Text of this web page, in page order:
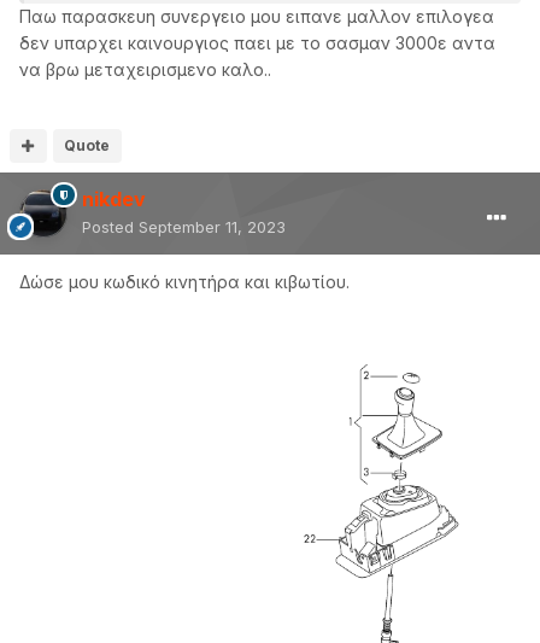
Χειροκίνητα με τα μοχλικά αλλάζουν από μπροστά
εσύ πατάς συμπλέκτη στις αλλαγές. Έλεγχος και στις
τρόμπες του συμπλέκτη.
και κοίταγμα όχι υποθέσεις. Συνήθως τα πλαστικά
μέσα φαγώνονται.
Δηλαδή αν μαγκώνει στην 1η που λες η σειρά είναι
έλεγχος, ντίζες, μοχλικό, επιλογέας, κιβώτιο (πχ
συγχρονιζέ), δισκοπλατό.
Παω παρασκευη συνεργειο μου ειπανε μαλλον επιλογεα
δεν υπαρχει καινουργιος παει με το σασμαν 3000ε αντα
να βρω μεταχειρισμενο καλο..
Quote
nikdev
Posted September 11, 2023
Δώσε μου κωδικό κινητήρα και κιβωτίου.